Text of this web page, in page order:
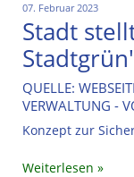
07. Februar 2023
Stadt
QUELLE:
VERWALTUNG -
Konzept zur
Weiterlesen